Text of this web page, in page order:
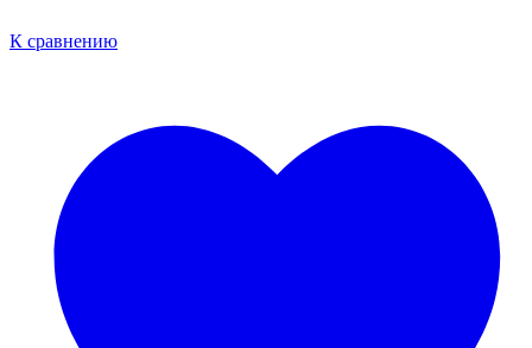
К сравнению